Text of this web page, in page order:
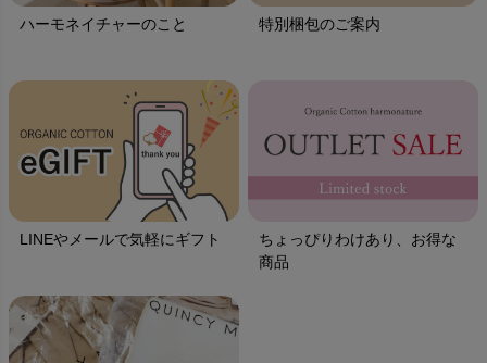
ハーモネイチャーのこと 特別梱包のご案内
LINEやメールで気軽にギフト
ちょっぴりわけあり、お得な
商品